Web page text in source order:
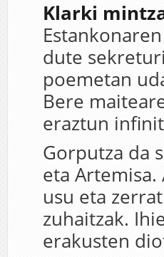
Klarki
dute
poemetan
Bere
eraztun
Gorputza da
eta
usu eta
zuhaitzak.
erakusten